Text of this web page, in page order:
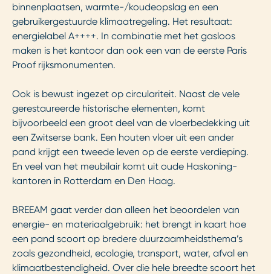
binnenplaatsen, warmte-/koudeopslag en een
gebruikergestuurde klimaatregeling. Het resultaat:
energielabel A++++. In combinatie met het gasloos
maken is het kantoor dan ook een van de eerste Paris
Proof rijksmonumenten.
Ook is bewust ingezet op circulariteit. Naast de vele
gerestaureerde historische elementen, komt
bijvoorbeeld een groot deel van de vloerbedekking uit
een Zwitserse bank. Een houten vloer uit een ander
pand krijgt een tweede leven op de eerste verdieping.
En veel van het meubilair komt uit oude Haskoning-
kantoren in Rotterdam en Den Haag.
BREEAM gaat verder dan alleen het beoordelen van
energie- en materiaalgebruik: het brengt in kaart hoe
een pand scoort op bredere duurzaamheidsthema’s
zoals gezondheid, ecologie, transport, water, afval en
klimaatbestendigheid. Over die hele breedte scoort het